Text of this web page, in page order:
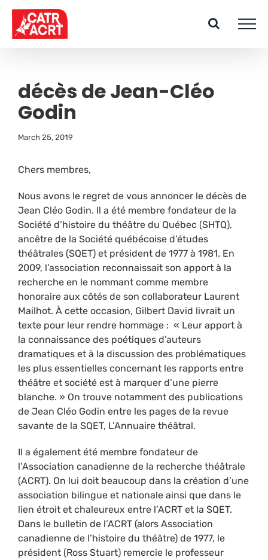
Skip
content
décès de Jean-Cléo
Godin
March 25, 2019
Chers membres,
Nous avons le regret de vous annoncer le décès de
Jean Cléo Godin. Il a été membre fondateur de la
Société d’histoire du théâtre du Québec (SHTQ),
ancêtre de la Société québécoise d’études
théâtrales (SQET) et président de 1977 à 1981. En
2009, l’association reconnaissait son apport à la
recherche en le nommant comme membre
honoraire aux côtés de son collaborateur Laurent
Mailhot. À cette occasion, Gilbert David livrait un
texte pour leur rendre hommage : « Leur apport à
la connaissance des poétiques d’auteurs
dramatiques et à la discussion des problématiques
les plus essentielles concernant les rapports entre
théâtre et société est à marquer d’une pierre
blanche. » On trouve notamment des publications
de Jean Cléo Godin entre les pages de la revue
savante de la SQET, L’Annuaire théâtral.
Il a également été membre fondateur de
l’Association canadienne de la recherche théâtrale
(ACRT). On lui doit beaucoup dans la création d’une
association bilingue et nationale ainsi que dans le
lien étroit et chaleureux entre l’ACRT et la SQET.
Dans le bulletin de l’ACRT (alors Association
canadienne de l’histoire du théâtre) de 1977, le
président (Ross Stuart) remercie le professeur